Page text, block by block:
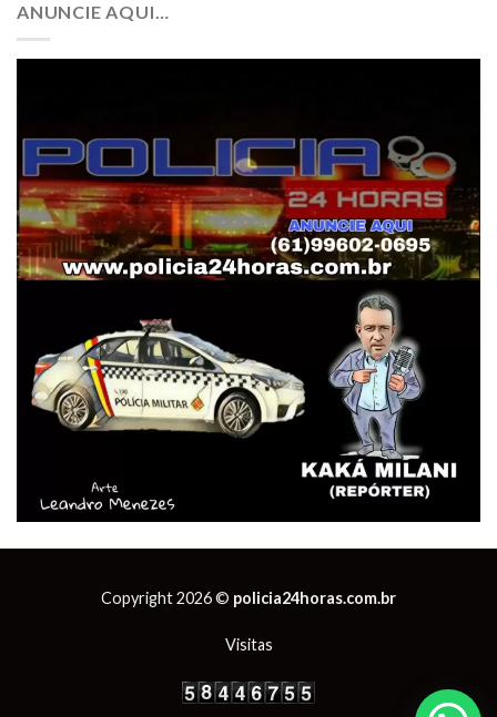
ANUNCIE AQUI…
Copyright 2026 © policia24horas.com.br
Visitas